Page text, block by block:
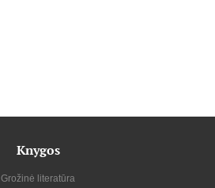
Knygos
Grožinė literatūra